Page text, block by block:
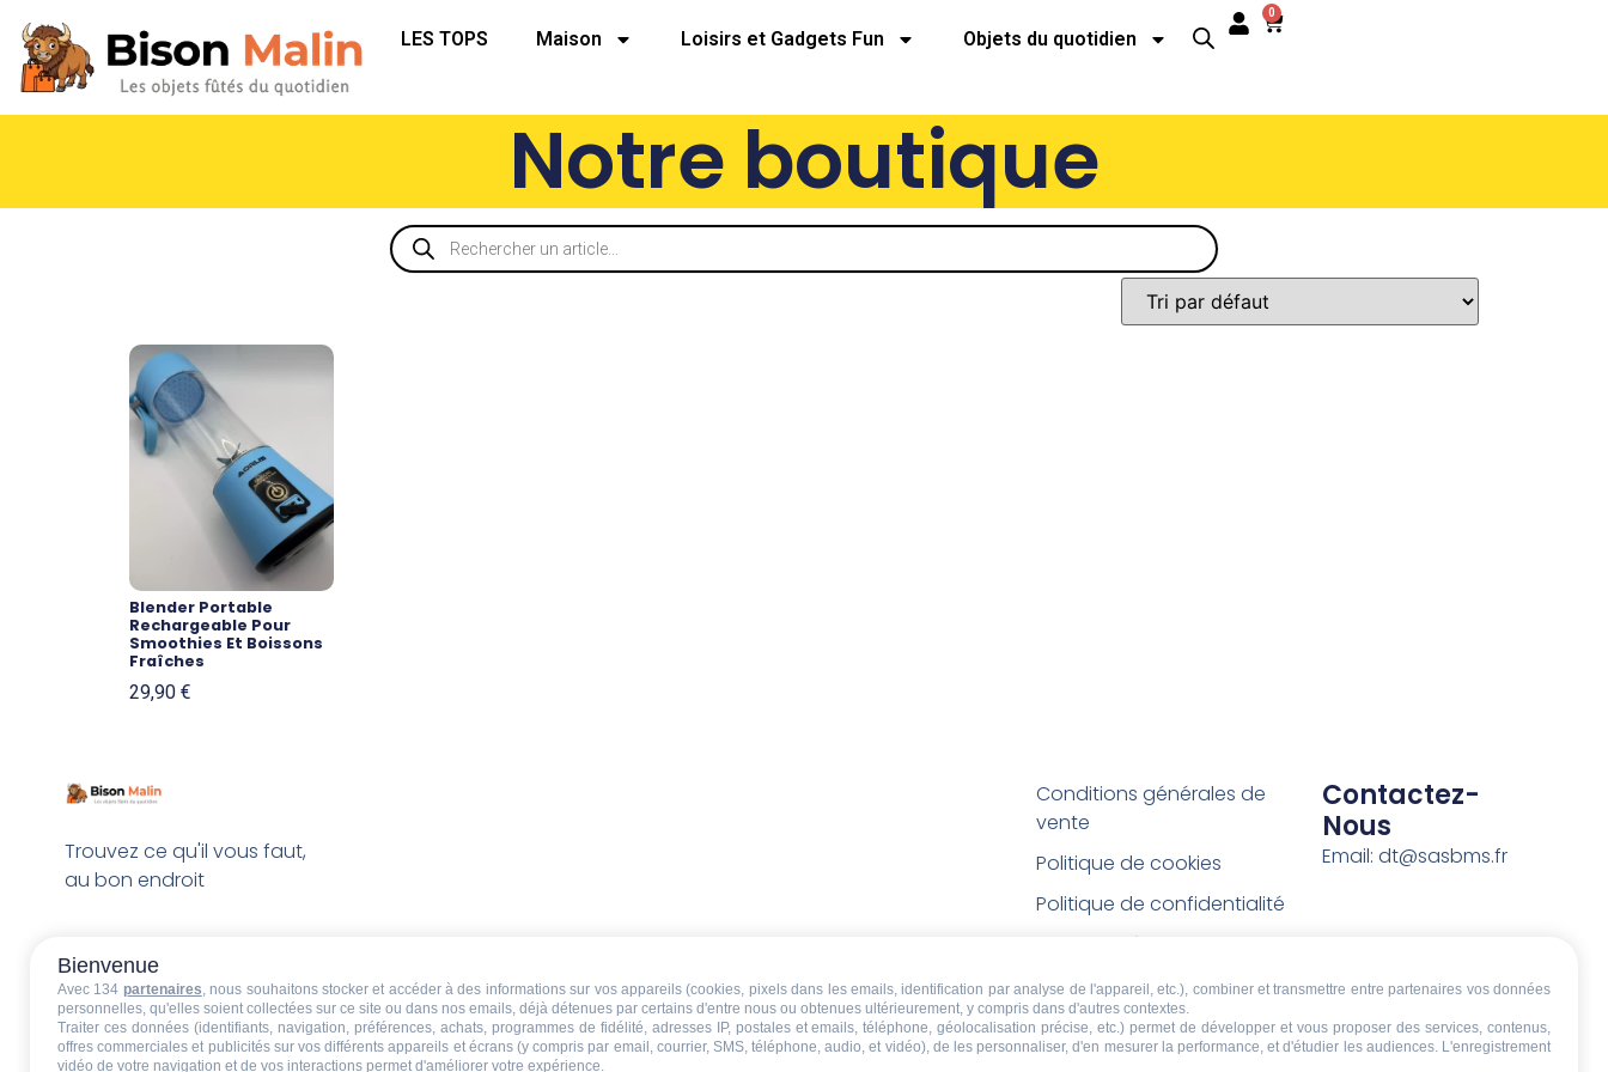
LES TOPS Maison Loisirs et Gadgets Fun Objets du quotidien
0
Notre boutique
Blender Portable
Rechargeable Pour
Smoothies Et Boissons
Fraîches
29,90 €
Trouvez ce qu'il vous faut,
au bon endroit
Conditions générales de
vente
Politique de cookies
Politique de confidentialité
Mentions légales
Conditions de retour et de
remboursement
Droit de rétractation
Contactez-
Nous
Email: dt@sasbms.fr
Bienvenue
Avec 134 partenaires, nous souhaitons stocker et accéder à des informations sur vos appareils (cookies, pixels dans les emails, identification par analyse de l'appareil, etc.), combiner et transmettre entre partenaires vos données
personnelles, qu'elles soient collectées sur ce site ou dans nos emails, déjà détenues par certains d'entre nous ou obtenues ultérieurement, y compris dans d'autres contextes.
Traiter ces données (identifiants, navigation, préférences, achats, programmes de fidélité, adresses IP, postales et emails, téléphone, géolocalisation précise, etc.) permet de développer et vous proposer des services, contenus,
offres commerciales et publicités sur vos différents appareils et écrans (y compris par email, courrier, SMS, téléphone, audio, et vidéo), de les personnaliser, d'en mesurer la performance, et d'étudier les audiences. L'enregistrement
vidéo de votre navigation et de vos interactions permet d'améliorer votre expérience.